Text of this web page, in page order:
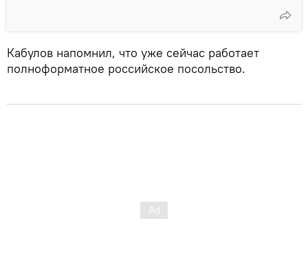
Кабулов напомнил, что уже сейчас работает
полноформатное российское посольство.